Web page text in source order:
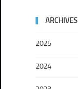
ARCHIVES
2025
2024